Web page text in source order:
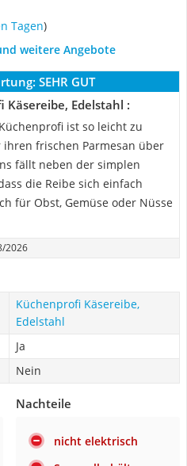
Tagen)
weitere Angebote
SEHR GUT
Edelstahl :
ist so leicht zu
frischen Parmesan über
fällt neben der simplen
die Reibe sich einfach
für Obst, Gemüse oder Nüsse
2026
Küchenprofi Käsereibe,
Edelstahl
Ja
Nein
Nachteile
nicht elektrisch